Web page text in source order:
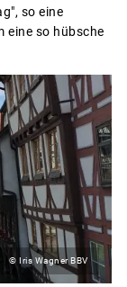
so eine
eine so hübsche
© Iris Wagner BBV